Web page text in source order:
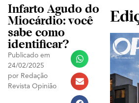
Infarto Agudo do
Miocárdio: você
sabe como
identificar?
Publicado em
24/02/2025
por Redação
Revista Opinião